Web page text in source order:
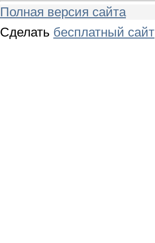
Полная версия сайта
Сделать бесплатный сайт